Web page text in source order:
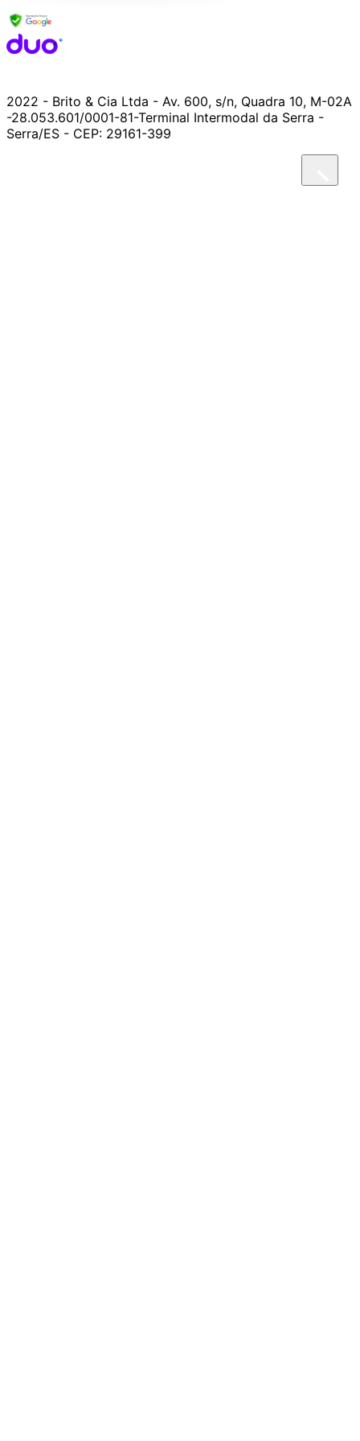
2022 - Brito & Cia Ltda - Av. 600, s/n, Quadra 10, M-02A
-28.053.601/0001-81-Terminal Intermodal da Serra -
Serra/ES - CEP: 29161-399